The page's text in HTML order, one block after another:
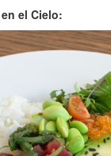
el Cielo: